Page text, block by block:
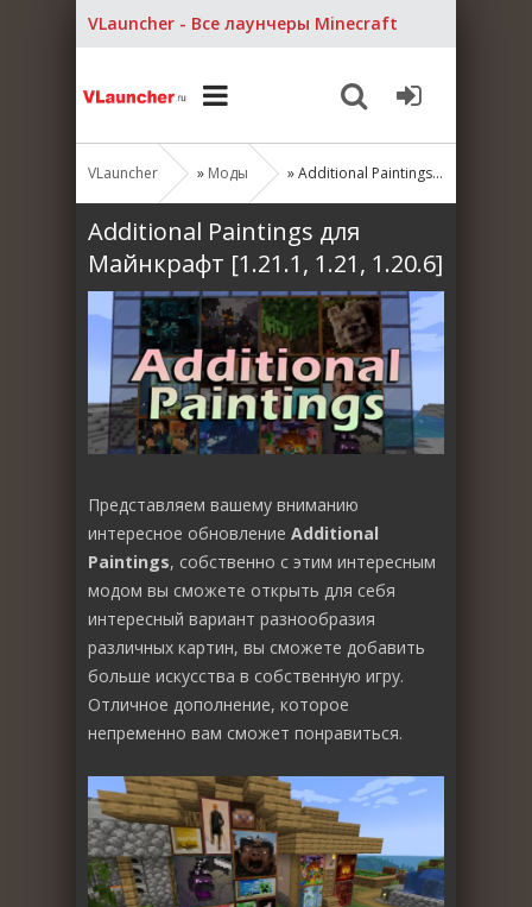
VLauncher - Все лаунчеры Minecraft
VLauncher » Моды » Additional Paintings для Майнкрафт [1.21.1, 1.21, 1.20.6]
Additional Paintings для
Майнкрафт [1.21.1, 1.21, 1.20.6]
Представляем вашему вниманию
интересное обновление Additional
Paintings, собственно с этим интересным
модом вы сможете открыть для себя
интересный вариант разнообразия
различных картин, вы сможете добавить
больше искусства в собственную игру.
Отличное дополнение, которое
непременно вам сможет понравиться.